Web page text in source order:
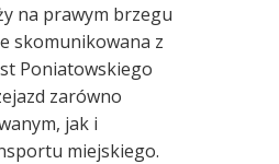
na prawym brzegu
skomunikowana z
Poniatowskiego
zarówno
jak i
miejskiego.